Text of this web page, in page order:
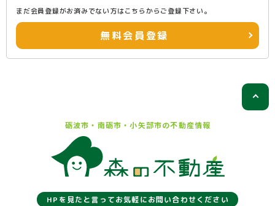
まだ会員登録がお済みでない方はこちらからご登録下さい。
無料会員登録
砺波市・南砺市・小矢部市の不動産情報
HPを見たと言ってお気軽にお問い合わせください